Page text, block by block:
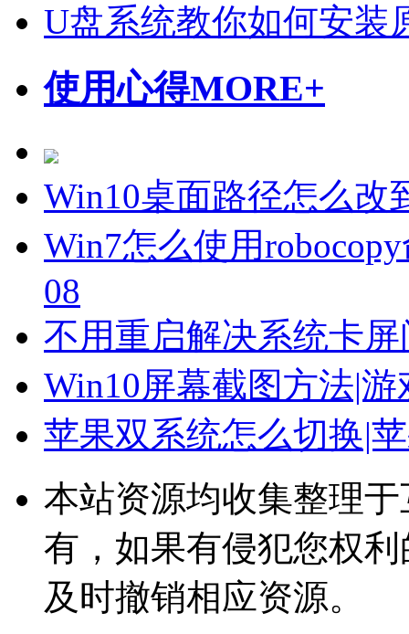
U盘系统教你如何安装
使用心得MORE+
Win10桌面路径怎么改
Win7怎么使用
08
不用重启解决系统卡屏
Win10屏幕截图方法|
苹果双系统怎么切换|
本站资源均收集整理
有，如果有侵犯您权
及时撤销相应资源。